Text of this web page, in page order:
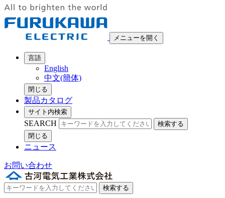
メニューを開く
言語
English
中文(簡体)
閉じる
製品カタログ
サイト内検索
SEARCH
検索する
閉じる
ニュース
お問い合わせ
検索する